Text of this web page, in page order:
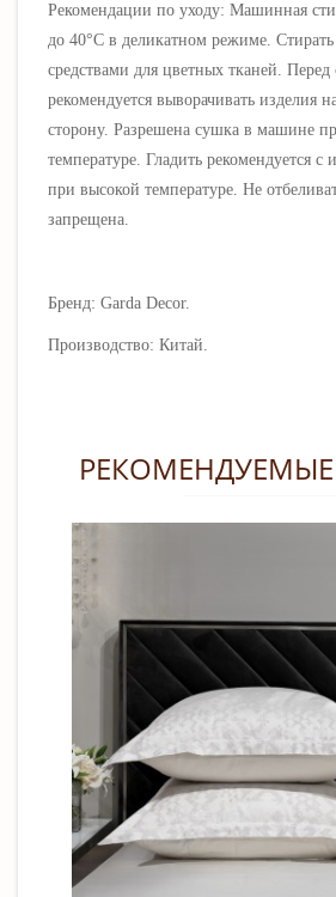
Рекомендации по уходу: Машинная
до 40°C в деликатном режиме.
средствами для цветных тканей. Перед
рекомендуется выворачивать изделия
сторону. Разрешена сушка в машине
температуре. Гладить рекомендуется
при высокой температуре. Не
запрещена.
Бренд: Garda Decor.
Производство: Китай.